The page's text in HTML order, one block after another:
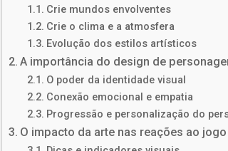
Crie mundos envolventes
Crie o clima e a atmosfera
Evolução dos estilos artísticos
A importância do design de
O poder da identidade visual
Conexão emocional e empatia
Progressão e personalização do
O impacto da arte nas reações ao jogo